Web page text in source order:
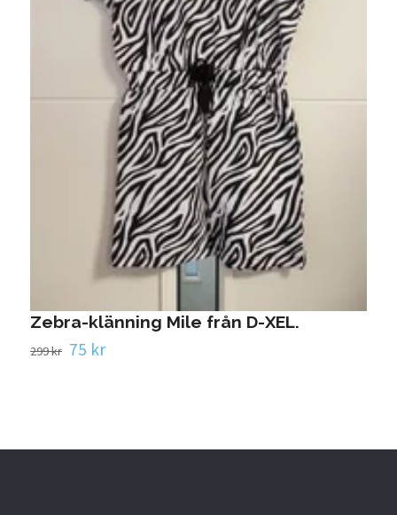
Zebra-klänning Mile från D-XEL.
299 kr 75 kr